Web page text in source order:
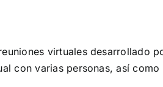
virtuales desarrollado
con varias personas, así